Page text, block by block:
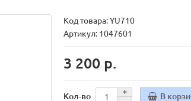
Код товара:YU710
Артикул: 1047601
3 200 р.
Кол-во В